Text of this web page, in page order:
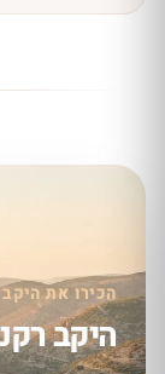
הכירו את היקב
היקב